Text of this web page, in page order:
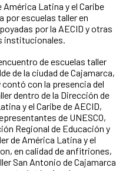
América Latina y el Caribe
por escuelas taller en
por la AECID y otras
institucionales.
de escuelas taller
de la ciudad de Cajamarca,
con la presencia del
dentro de la Dirección de
y el Caribe de AECID,
de UNESCO,
Regional de Educación y
de América Latina y el
en calidad de anfitriones,
San Antonio de Cajamarca